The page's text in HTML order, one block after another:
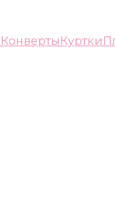
Конверты Куртки